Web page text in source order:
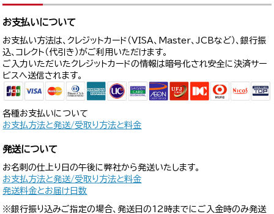
お支払いについて
お支払い方法は、クレジットカード（VISA、Master、JCBなど）、銀行振
込、コレクト（代引き）がご利用いただけます。
ご入力いただいたクレジットカードの情報は暗号化され安全に決済サー
ビスへ送信されます。
各種お支払いについて
お支払方法と発送/受取り方法と料金
発送について
お名刺の仕上り日の午後に弊社から発送いたします。
お支払方法と発送/受取り方法と料金
発送料金とお届け日数
※銀行振り込みご指定の場合、発送日の12時までにご入金時のみ発送